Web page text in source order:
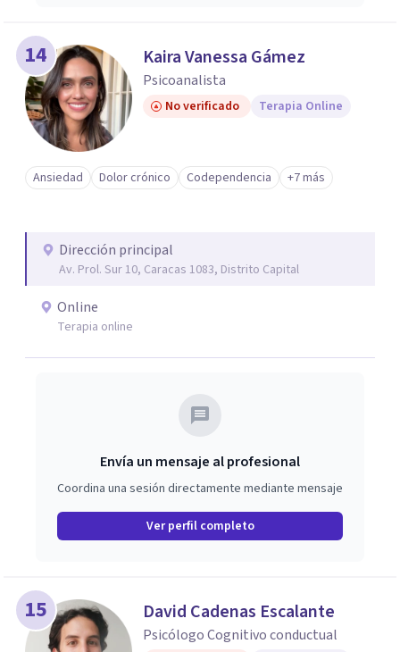
14 Kaira Vanessa Gámez
Psicoanalista
No verificado Terapia Online
Ansiedad Dolor crónico Codependencia +7 más
Dirección principal
Av. Prol. Sur 10, Caracas 1083, Distrito Capital
Online
Terapia online
Envía un mensaje al profesional
Coordina una sesión directamente mediante mensaje
Ver perfil completo
15 David Cadenas Escalante
Psicólogo Cognitivo conductual